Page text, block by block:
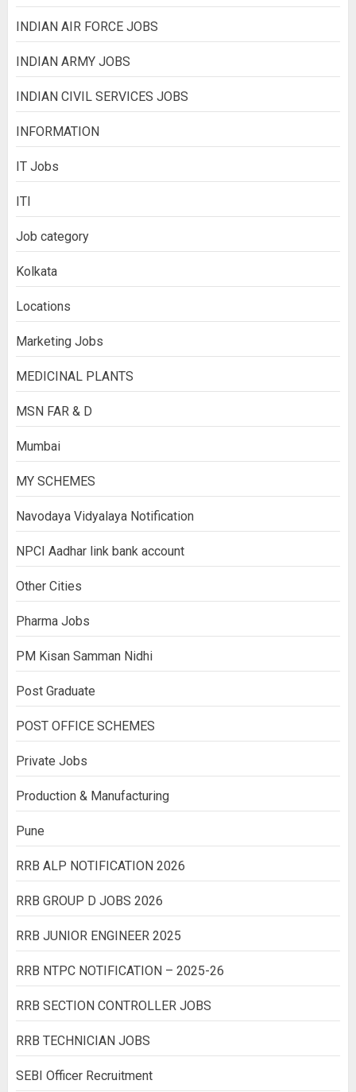
INDIAN AIR FORCE JOBS
INDIAN ARMY JOBS
INDIAN CIVIL SERVICES JOBS
INFORMATION
IT Jobs
ITI
Job category
Kolkata
Locations
Marketing Jobs
MEDICINAL PLANTS
MSN FAR & D
Mumbai
MY SCHEMES
Navodaya Vidyalaya Notification
NPCI Aadhar link bank account
Other Cities
Pharma Jobs
PM Kisan Samman Nidhi
Post Graduate
POST OFFICE SCHEMES
Private Jobs
Production & Manufacturing
Pune
RRB ALP NOTIFICATION 2026
RRB GROUP D JOBS 2026
RRB JUNIOR ENGINEER 2025
RRB NTPC NOTIFICATION – 2025-26
RRB SECTION CONTROLLER JOBS
RRB TECHNICIAN JOBS
SEBI Officer Recruitment